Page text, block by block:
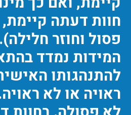
חוות דעתה קיימת,
פסול וחוזר
המידות נמדד
להתנהגותו
ראויה או לא